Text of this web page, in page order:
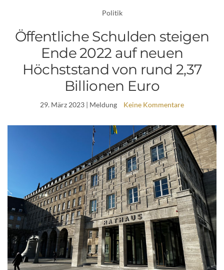
Politik
Öffentliche Schulden steigen
Ende 2022 auf neuen
Höchststand von rund 2,37
Billionen Euro
29. März 2023 | Meldung Keine Kommentare